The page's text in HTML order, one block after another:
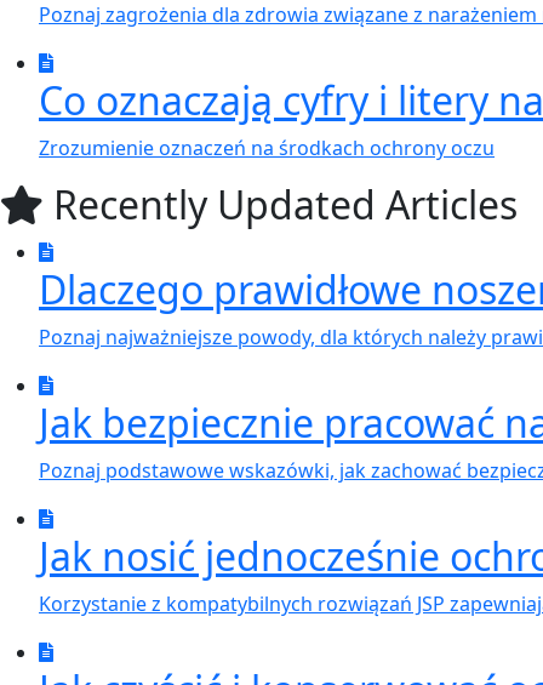
Poznaj zagrożenia dla zdrowia związane z
Co oznaczają cyfry i litery
Zrozumienie oznaczeń na środkach ochrony oczu
Recently Updated Articles
Dlaczego prawidłowe
Poznaj najważniejsze powody, dla których należy
Jak bezpiecznie pracować
Poznaj podstawowe wskazówki, jak zachować
Jak nosić jednocześnie
Korzystanie z kompatybilnych rozwiązań JSP